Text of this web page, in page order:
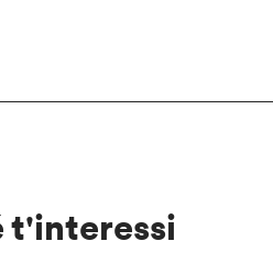
t'interessi